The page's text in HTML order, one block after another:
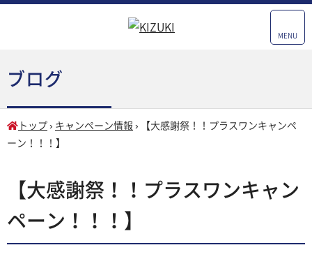
MENU
ブログ
トップ › キャンペーン情報 ›
【大感謝祭！！プラスワンキャンペ
ーン！！！】
【大感謝祭！！プラスワンキャン
ペーン！！！】